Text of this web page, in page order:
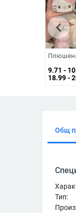
Плюшена
9.71 -
18.99 -
chevron_left
Общ
Тип: